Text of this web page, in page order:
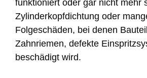
funktioniert oder gar nicht mehr
Zylinderkopfdichtung oder
Folgeschäden, bei denen
Zahnriemen, defekte
beschädigt wird.